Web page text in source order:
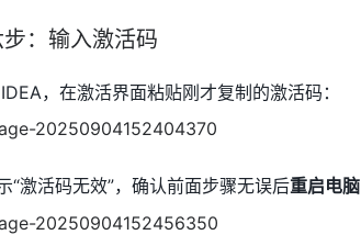
：输入激活码
，在激活界面粘贴刚才复制的激活码：
“激活码无效”，确认前面步骤无误后重启电脑